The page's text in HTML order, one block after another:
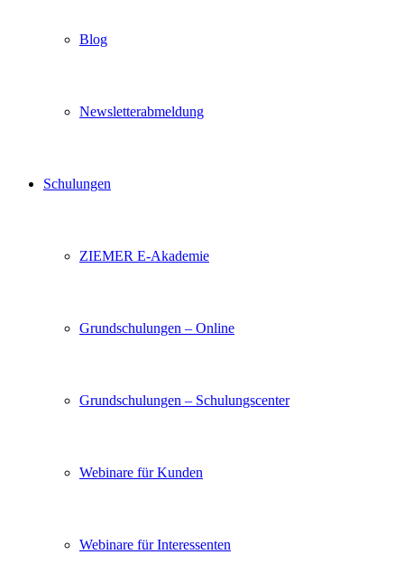
Blog
Newsletterabmeldung
Schulungen
ZIEMER E-Akademie
Grundschulungen – Online
Grundschulungen – Schulungscenter
Webinare für Kunden
Webinare für Interessenten